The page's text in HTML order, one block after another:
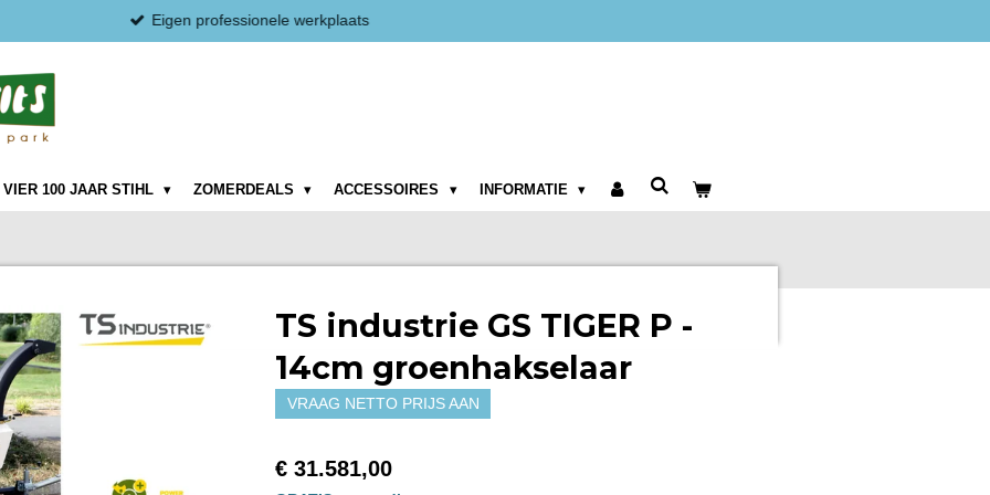
Eigen professionele werkplaats
VIER 100 JAAR STIHL ZOMERDEALS ACCESSOIRES INFORMATIE
TS industrie GS TIGER P -
14cm groenhakselaar
VRAAG NETTO PRIJS AAN
€ 31.581,00